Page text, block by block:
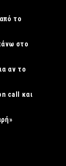
το
στο
αν το
call και